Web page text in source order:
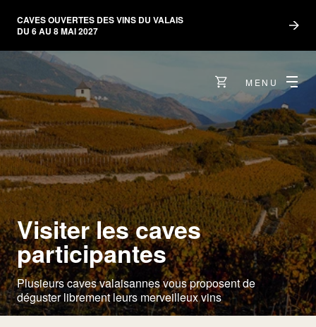
CAVES OUVERTES DES VINS DU VALAIS
DU 6 AU 8 MAI 2027
MENU
Visiter les caves
participantes
Plusieurs caves valaisannes vous proposent de
déguster librement leurs merveilleux vins